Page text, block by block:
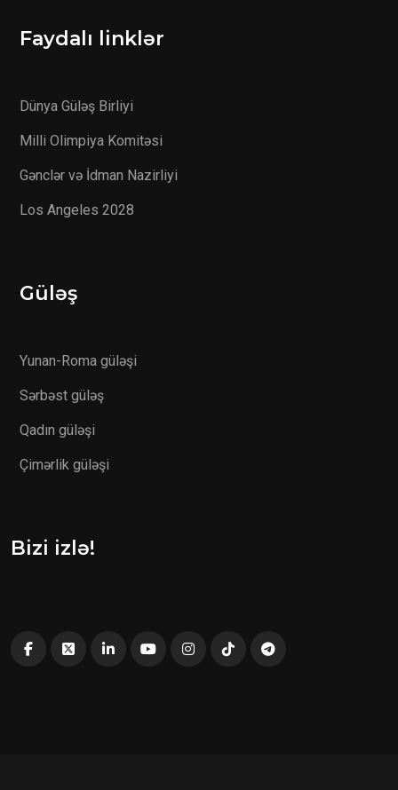
Faydalı linklər
Dünya Güləş Birliyi
Milli Olimpiya Komitəsi
Gənclər və İdman Nazirliyi
Los Angeles 2028
Güləş
Yunan-Roma güləşi
Sərbəst güləş
Qadın güləşi
Çimərlik güləşi
Bizi izlə!